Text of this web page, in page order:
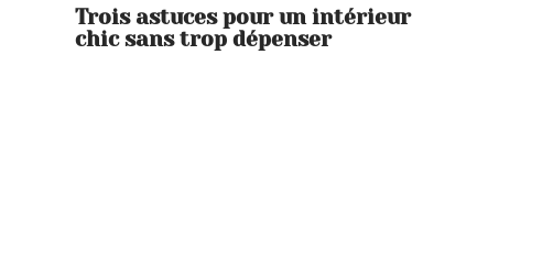
Trois astuces pour un intérieur
chic sans trop dépenser